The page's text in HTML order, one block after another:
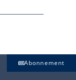
Abonnement